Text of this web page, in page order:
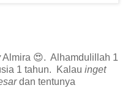
Almira 😍. Alhamdulillah 1
1 tahun. Kalau inget
dan tentunya